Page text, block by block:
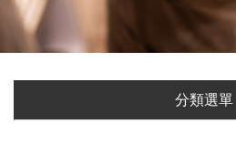
分類選單